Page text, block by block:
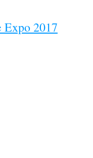
Expo 2017